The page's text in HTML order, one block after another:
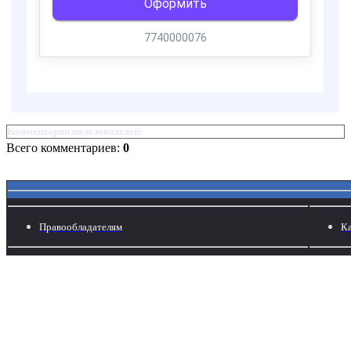
Комментарии пользователей:
Всего комментариев: 0
Правообладателям